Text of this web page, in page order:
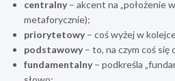
centralny– akcent na „położenie
metaforycznie);
priorytetowy– coś wyżej w
podstawowy– to, na czym coś się
fundamentalny– podkreśla